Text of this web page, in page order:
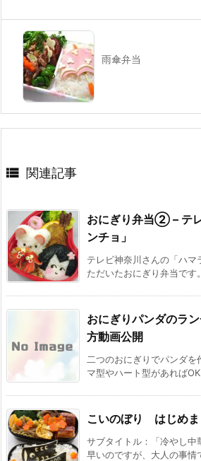
雨傘弁当
 関連記事
おにぎり弁当② – テ
ンチョ」
テレビ神奈川さんの「ハ
ただいたおにぎり弁当です。
おにぎりパンダのラ
方動画公開
二つのおにぎりでパンダを
マ型やハート型があれば
こいのぼり はじめま
サブタイトル：「冷やし中
早いのですが、大人の事情